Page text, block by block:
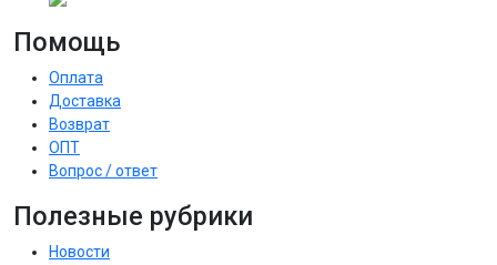
Помощь
Оплата
Доставка
Возврат
ОПТ
Вопрос / ответ
Полезные рубрики
Новости